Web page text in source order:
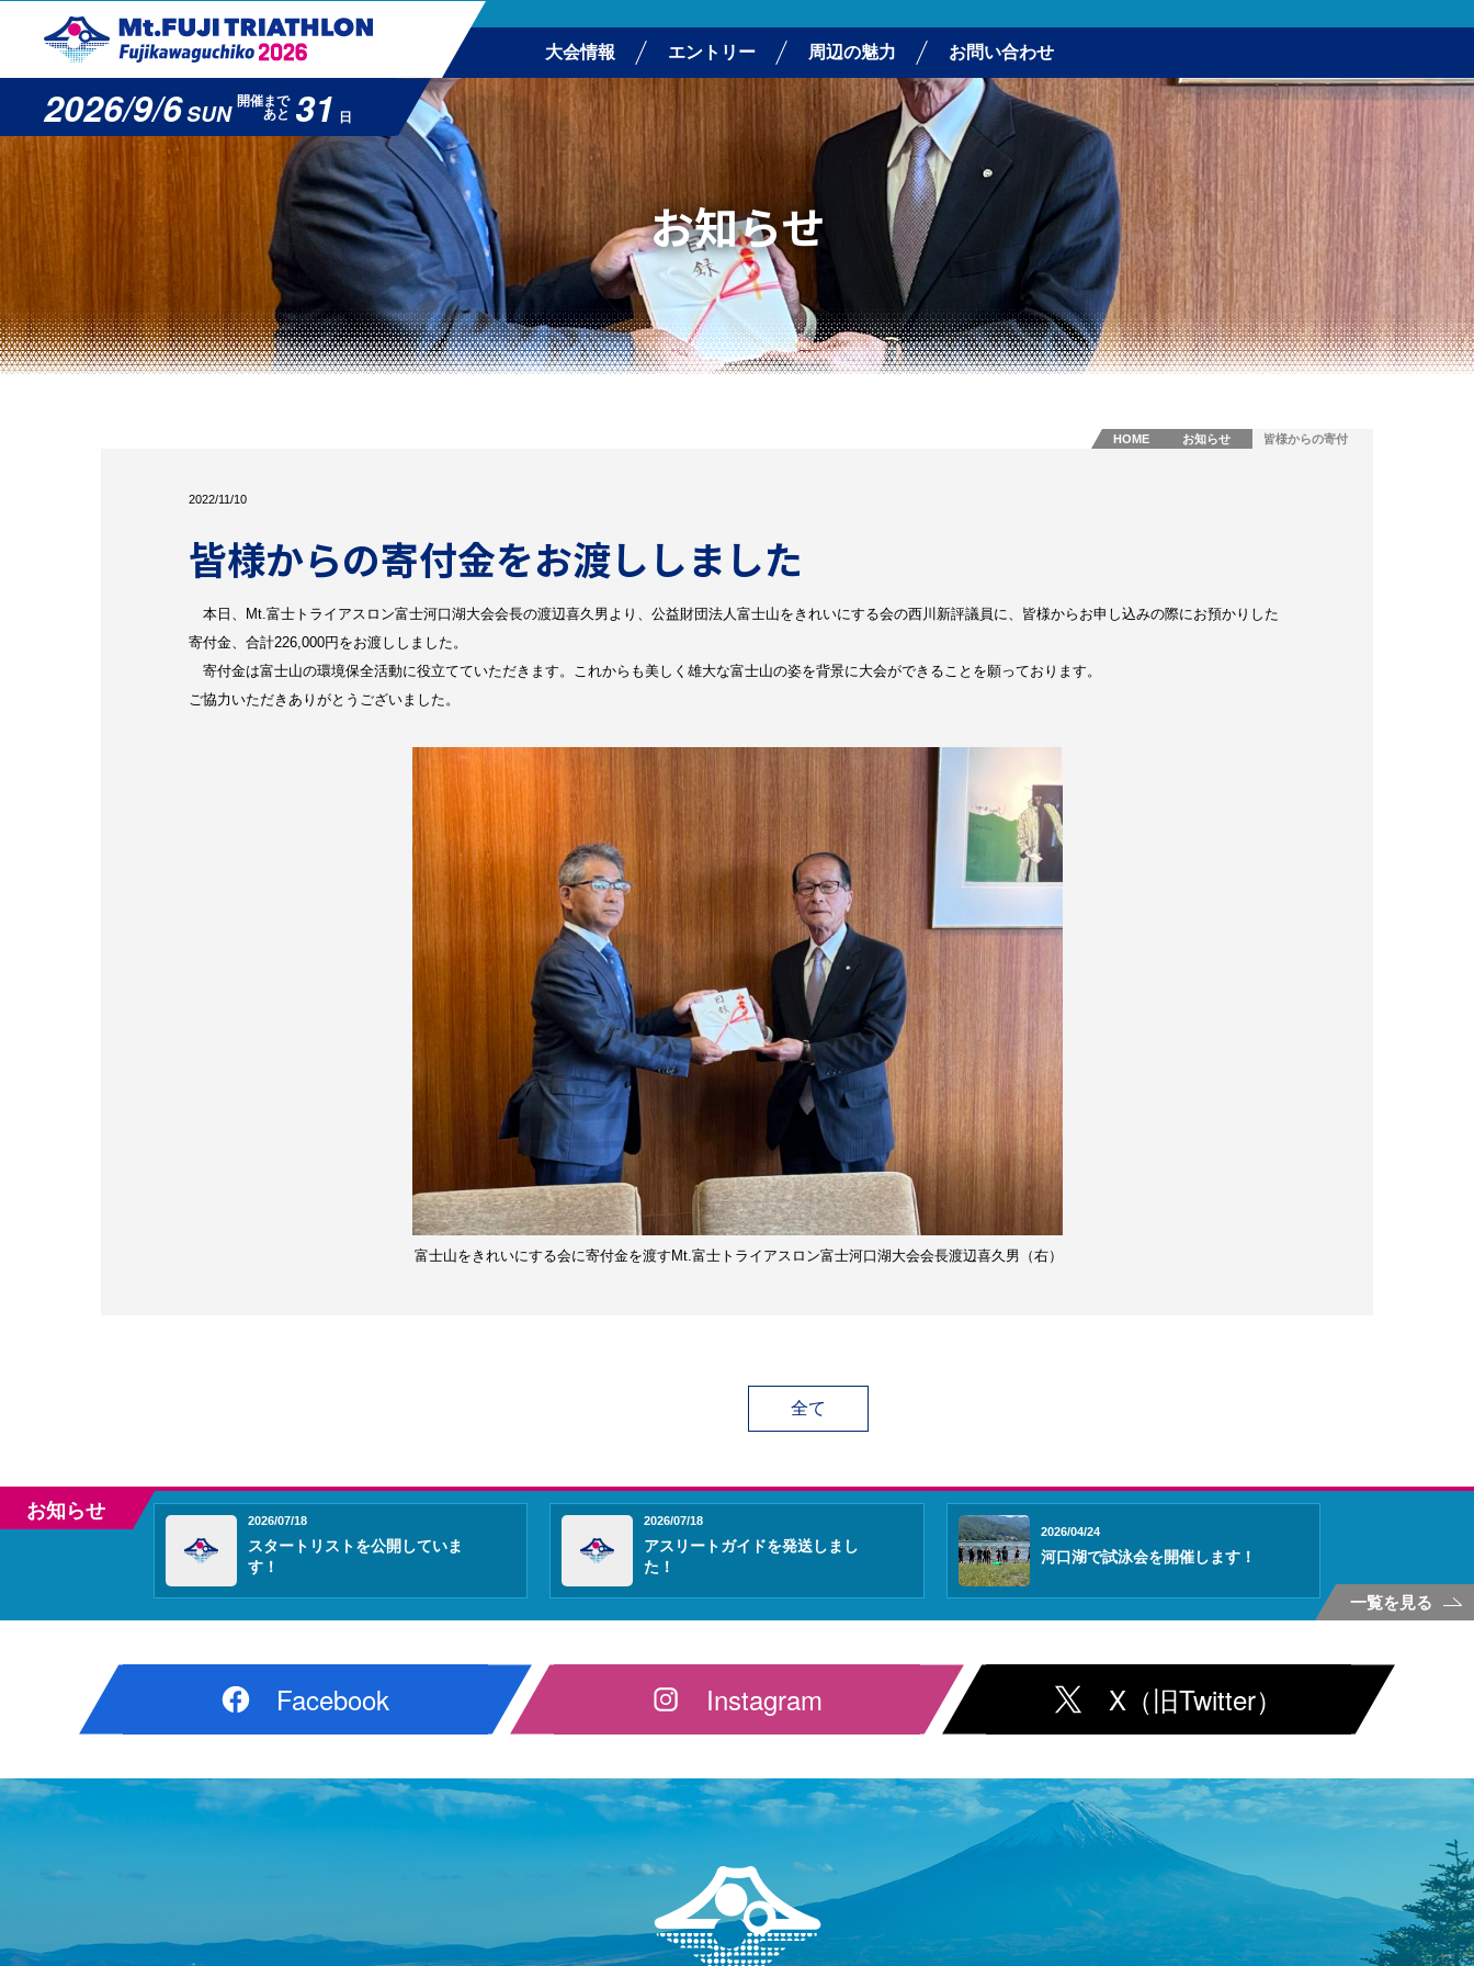
大会情報 エントリー 周辺の魅力 お問い合わせ
2026/9/6SUN 開催まで
あと 31 日
お知らせ
HOME お知らせ
皆様からの寄付
2022/11/10
皆様からの寄付金をお渡ししました
本日、Mt.富士トライアスロン富士河口湖大会会長の渡辺喜久男より、公益財団法人富士山をきれいにする会の西川新評議員に、皆様からお申し込みの際にお預かりした
寄付金、合計226,000円をお渡ししました。
寄付金は富士山の環境保全活動に役立てていただきます。これからも美しく雄大な富士山の姿を背景に大会ができることを願っております。
ご協力いただきありがとうございました。
富士山をきれいにする会に寄付金を渡すMt.富士トライアスロン富士河口湖大会会長渡辺喜久男（右）
全て
お知らせ 2026/07/18
スタートリストを公開していま
す！
2026/07/18
アスリートガイドを発送しまし
た！
2026/04/24
河口湖で試泳会を開催します！
一覧を見る
Facebook Instagram X（旧Twitter）